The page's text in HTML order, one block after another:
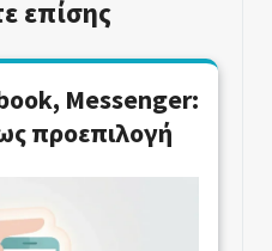
επίσης
Messenger:
προεπιλογή